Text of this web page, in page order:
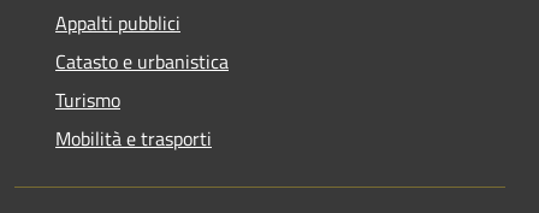
Appalti pubblici
Catasto e urbanistica
Turismo
Mobilità e trasporti